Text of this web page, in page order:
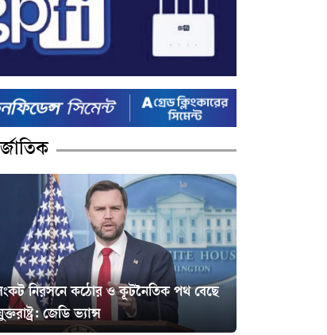
নিরসনে কঠোর ও কূটনৈতিক পথ বেছে
জেডি ভ্যান্স